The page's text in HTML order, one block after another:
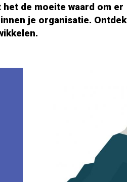
de moeite waard om er
je organisatie. Ontdek